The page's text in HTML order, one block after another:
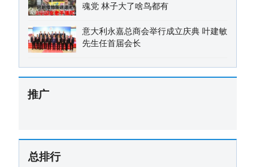
魂党 林子大了啥鸟都有
意大利永嘉总商会举行成立庆典 叶建敏
先生任首届会长
推广
总排行